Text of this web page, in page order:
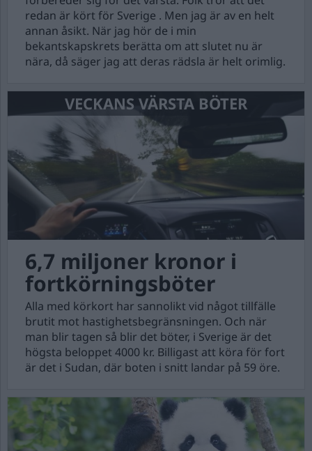
redan är kört för Sverige . Men jag är av en helt
annan åsikt. När jag hör de i min
bekantskapskrets berätta om att slutet nu är
nära, då säger jag att deras rädsla är helt orimlig.
VECKANS VÄRSTA BÖTER
6,7 miljoner kronor i
fortkörningsböter
Alla med körkort har sannolikt vid något tillfälle
brutit mot hastighetsbegränsningen. Och när
man blir tagen så blir det böter, i Sverige är det
högsta beloppet 4000 kr. Billigast att köra för fort
är det i Sudan, där boten i snitt landar på 59 öre.